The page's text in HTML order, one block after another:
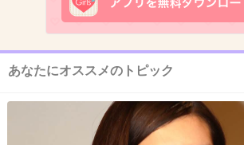
来週ディズニーシー行くからこ
ます！
2019/04/09(火) 20:56:39
あなたにオススメのトピック